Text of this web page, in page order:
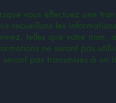
vous effectuez une
recueillons les
telles que votre nom,
ne seront pas
seront pas transmises à un